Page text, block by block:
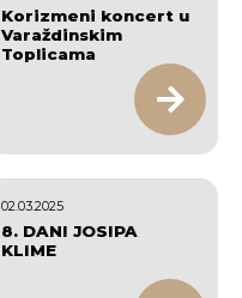
Korizmeni koncert u
Varaždinskim
Toplicama
8. DANI JOSIPA
KLIME
02.03.2025